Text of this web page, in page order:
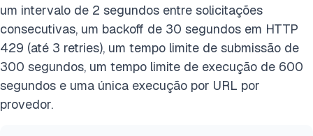
um intervalo de 2 segundos entre solicitações
consecutivas, um backoff de 30 segundos em HTTP
429 (até 3 retries), um tempo limite de submissão de
300 segundos, um tempo limite de execução de 600
segundos e uma única execução por URL por
provedor.